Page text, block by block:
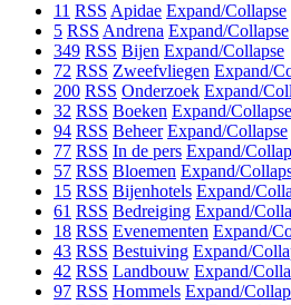
11 RSS Apidae Expand/Collapse
5 RSS Andrena Expand/Collapse
349 RSS Bijen Expand/Collapse
72 RSS Zweefvliegen Expand/
200 RSS Onderzoek Expand/
32 RSS Boeken Expand/Collapse
94 RSS Beheer Expand/Collapse
77 RSS In de pers Expand/
57 RSS Bloemen Expand/
15 RSS Bijenhotels Expand/
61 RSS Bedreiging Expand/
18 RSS Evenementen Expand/
43 RSS Bestuiving Expand/
42 RSS Landbouw Expand/
97 RSS Hommels Expand/